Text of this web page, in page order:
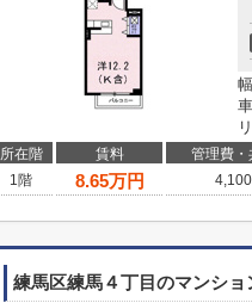
所在階 賃料 管理費・
1階
8.65万円
練馬区練馬４丁目のマンショ